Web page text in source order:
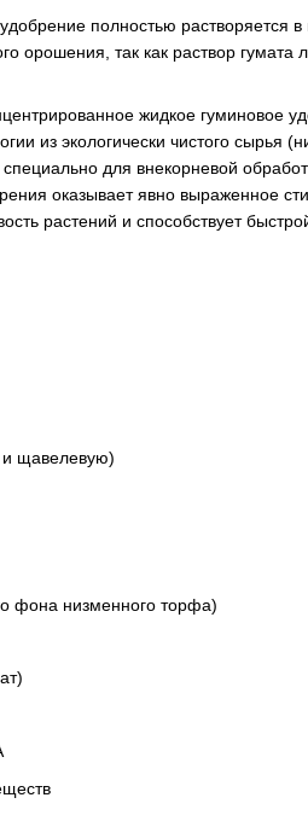
полностью растворяется
орошения, так как раствор гумата
жидкое гуминовое
из экологически чистого сырья
для внекорневой
оказывает явно выраженное
растений и способствует
щавелевую)
фона низменного торфа)